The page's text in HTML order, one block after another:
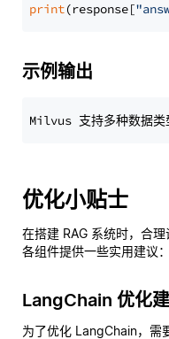
print(response[
示例输出
优化小贴士
在搭建 RAG 系统时，合
各组件提供一些实用建议：
LangChain 优化
为了优化 LangChain，需